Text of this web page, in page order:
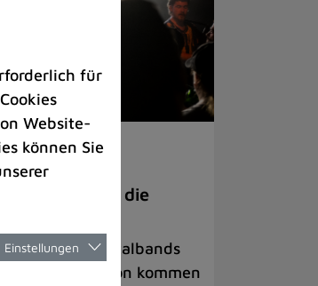
bringt die
Rock- und Metalbands
aus der Region kommen
für
Website-
können Sie
Einstellungen